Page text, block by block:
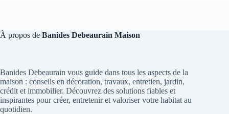
À propos de Banides Debeaurain Maison
Banides Debeaurain vous guide dans tous les aspects de la
maison : conseils en décoration, travaux, entretien, jardin,
crédit et immobilier. Découvrez des solutions fiables et
inspirantes pour créer, entretenir et valoriser votre habitat au
quotidien.